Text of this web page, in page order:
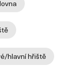
hlavní hřiště